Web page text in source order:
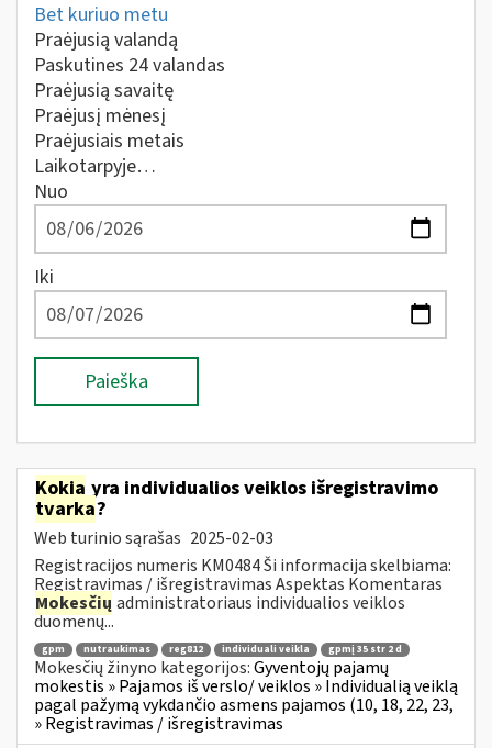
Bet kuriuo metu
Praėjusią valandą
Paskutines 24 valandas
Praėjusią savaitę
Praėjusį mėnesį
Praėjusiais metais
Laikotarpyje…
Nuo
Iki
Paieška
Kokia yra individualios veiklos išregistravimo
tvarka?
Web turinio sąrašas 2025-02-03
Registracijos numeris KM0484 Ši informacija skelbiama:
Registravimas / išregistravimas Aspektas Komentaras
Mokesčių administratoriaus individualios veiklos
duomenų...
gpm nutraukimas reg812 individuali veikla gpmį 35 str 2 d
Mokesčių žinyno kategorijos:Gyventojų pajamų
mokestis » Pajamos iš verslo/ veiklos » Individualią veiklą
pagal pažymą vykdančio asmens pajamos (10, 18, 22, 23,
» Registravimas / išregistravimas